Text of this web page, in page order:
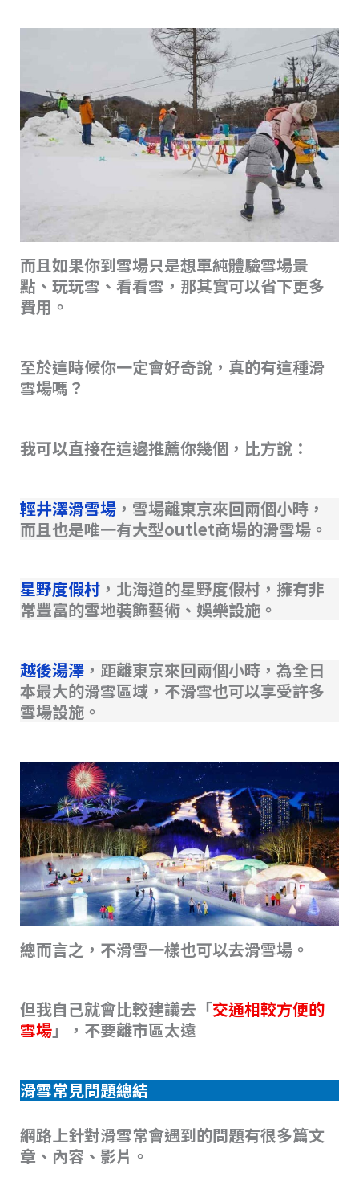
而且如果你到雪場只是想單純體驗雪場景
點、玩玩雪、看看雪，那其實可以省下更多
費用。
至於這時候你一定會好奇說，真的有這種滑
雪場嗎？
我可以直接在這邊推薦你幾個，比方說：
輕井澤滑雪場，雪場離東京來回兩個小時，
而且也是唯一有大型outlet商場的滑雪場。
星野度假村，北海道的星野度假村，擁有非
常豐富的雪地裝飾藝術、娛樂設施。
越後湯澤，距離東京來回兩個小時，為全日
本最大的滑雪區域，不滑雪也可以享受許多
雪場設施。
總而言之，不滑雪一樣也可以去滑雪場。
但我自己就會比較建議去「交通相較方便的
雪場」，不要離市區太遠
滑雪常見問題總結
網路上針對滑雪常會遇到的問題有很多篇文
章、內容、影片。